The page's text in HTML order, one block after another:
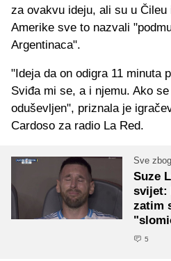
za ovakvu ideju, ali su u
Amerike sve to nazvali
Argentinaca".
"Ideja da on odigra 11 minuta
Sviđa mi se, a i njemu. Ako
oduševljen", priznala je
Cardoso za radio La Red.
Sve
Suze
svijet:
zatim
5